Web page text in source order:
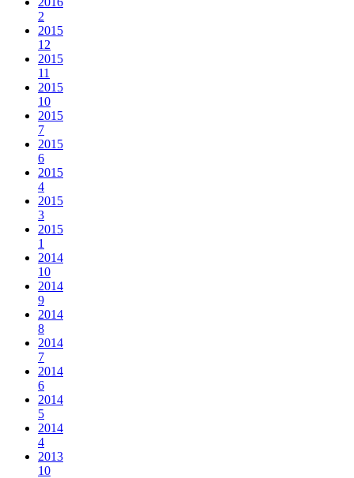
2
2015
12
2015
11
2015
10
2015
7
2015
6
2015
4
2015
3
2015
1
2014
10
2014
9
2014
8
2014
7
2014
6
2014
5
2014
4
2013
10